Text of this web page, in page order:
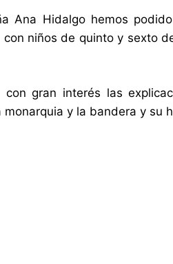
Ana Hidalgo hemos
niños de quinto y sexto
gran interés las
y la bandera y su